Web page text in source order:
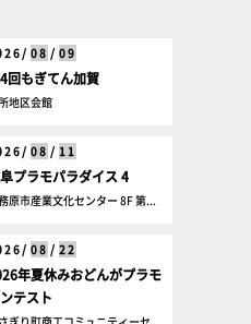
08 / 09
回もぎてん加賀
地区会館
08 / 11
プラモパラダイス 4
原市産業文化センター 8F 第...
08 / 22
年夏休みおどんがプラモ
テスト